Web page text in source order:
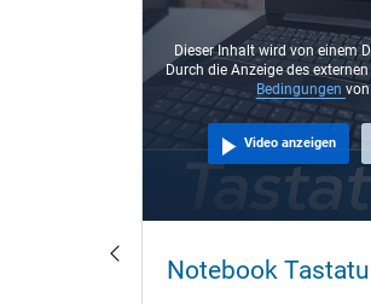
Dieser Inhalt wird von einem
Durch die Anzeige des
Bedingungen
Video anzeigen
Notebook